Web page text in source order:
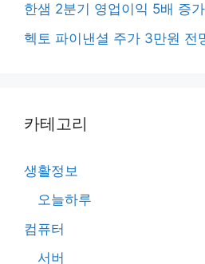
한샘 2분기 영업이익 5배 증
헥토 파이낸셜 주가 3만원 전
카테고리
생활정보
오늘하루
컴퓨터
서버